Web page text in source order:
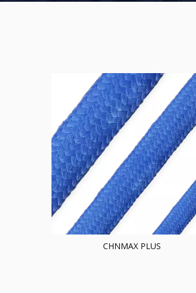
CHNMAX PLUS